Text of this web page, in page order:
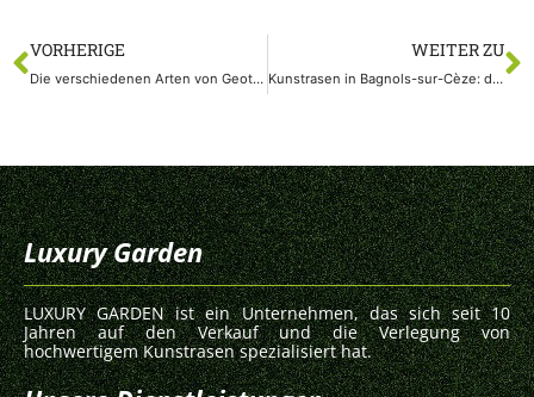
VORHERIGE
Die verschiedenen Arten von Geotextilien und ihre Verwendung
WEITER ZU
Kunstrasen in Bagnols-sur-Cèze: die perfekte Lösung für Ihren Garten
Luxury Garden
LUXURY GARDEN ist ein Unternehmen, das sich seit 10
Jahren auf den Verkauf und die Verlegung von
hochwertigem Kunstrasen spezialisiert hat.